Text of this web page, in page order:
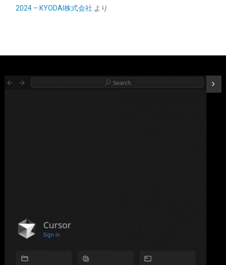
(5421032) GBP 157.20
2024 – KYODAI株式会社 より